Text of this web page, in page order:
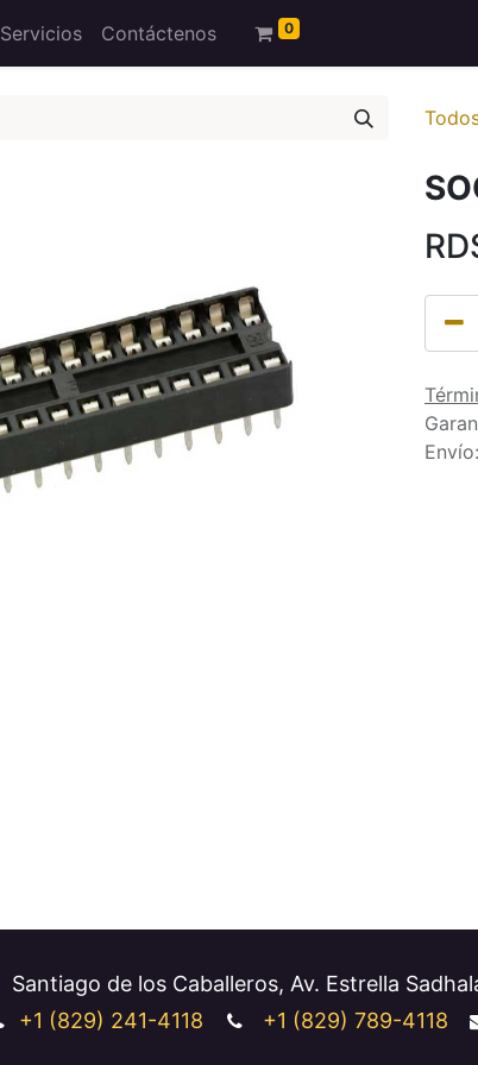
Servicios Contáctenos 0
Santiago de los Caballeros, Av. Estrella
+1 (829) 241-4118 +1 (829) 789-4118